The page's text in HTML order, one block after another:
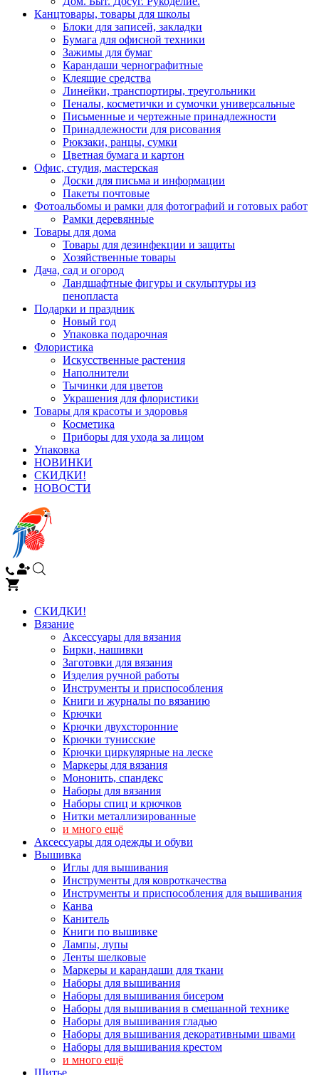
Канцтовары, товары для школы
Блоки для записей, закладки
Бумага для офисной техники
Зажимы для бумаг
Карандаши чернографитные
Клеящие средства
Линейки, транспортиры, треугольники
Пеналы, косметички и сумочки универсальные
Письменные и чертежные принадлежности
Принадлежности для рисования
Рюкзаки, ранцы, сумки
Цветная бумага и картон
Офис, студия, мастерская
Доски для письма и информации
Пакеты почтовые
Фотоальбомы и рамки для фотографий и готовых работ
Рамки деревянные
Товары для дома
Товары для дезинфекции и защиты
Хозяйственные товары
Дача, сад и огород
Ландшафтные фигуры и скульптуры из
пенопласта
Подарки и праздник
Новый год
Упаковка подарочная
Флористика
Искусственные растения
Наполнители
Тычинки для цветов
Украшения для флористики
Товары для красоты и здоровья
Косметика
Приборы для ухода за лицом
Упаковка
НОВИНКИ
СКИДКИ!
НОВОСТИ
СКИДКИ!
Вязание
Аксессуары для вязания
Бирки, нашивки
Заготовки для вязания
Изделия ручной работы
Инструменты и приспособления
Книги и журналы по вязанию
Крючки
Крючки двухсторонние
Крючки тунисские
Крючки циркулярные на леске
Маркеры для вязания
Мононить, спандекс
Наборы для вязания
Наборы спиц и крючков
Нитки металлизированные
и много ещё
Аксессуары для одежды и обуви
Вышивка
Иглы для вышивания
Инструменты для ковроткачества
Инструменты и приспособления для вышивания
Канва
Канитель
Книги по вышивке
Лампы, лупы
Ленты шелковые
Маркеры и карандаши для ткани
Наборы для вышивания
Наборы для вышивания бисером
Наборы для вышивания в смешанной технике
Наборы для вышивания гладью
Наборы для вышивания декоративными швами
Наборы для вышивания крестом
и много ещё
Шитье